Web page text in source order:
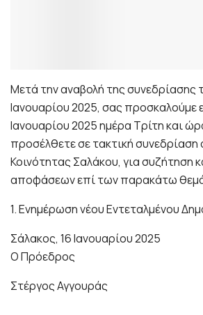
Μετά την αναβολή της συνεδρίασης
Ιανουαρίου 2025, σας προσκαλούμε
Ιανουαρίου 2025 ημέρα Τρίτη και
προσέλθετε σε τακτική συνεδρίαση
Κοινότητας Σαλάκου, για συζήτηση
αποφάσεων επί των παρακάτω
1. Ενημέρωση νέου Εντεταλμένου
Σάλακος, 16 Ιανουαρίου 2025
Ο Πρόεδρος
Στέργος Αγγουράς